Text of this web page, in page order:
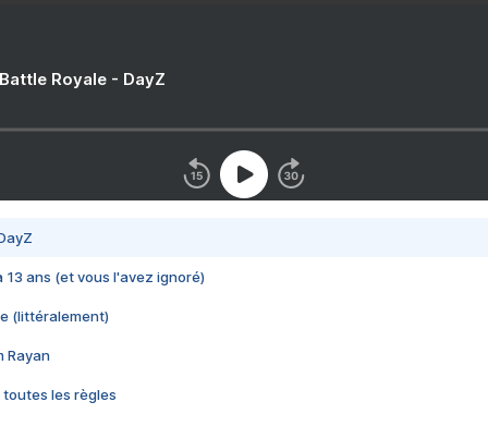
Royale - DayZ
13 ans (et vous l'avez ignoré)
(littéralement)
Rayan
toutes les règles